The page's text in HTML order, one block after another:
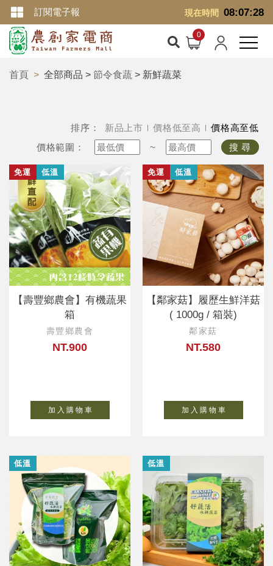
現在時間 08:07:29
訂閱電子報
首頁 全部商品 > 節令食蔬 > 新鮮蔬菜
排序： 新品上市 價格低至高
價格高至低
價格範圍：
~ 搜 尋
免運 低溫
【壽豐鄉農會】有機蔬果
箱
壽豐鄉農會
NT.900
加 入 購 物 車
免運 低溫
【鄰家菇】履歷生鮮洋菇
( 1000g / 箱裝)
鄰家菇
NT.580
加 入 購 物 車
低溫 低溫